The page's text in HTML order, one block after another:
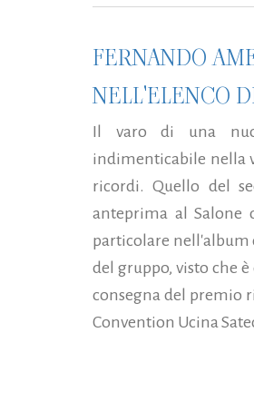
FERNANDO
NELL'ELENCO
Il varo di una
indimenticabile nella
ricordi. Quello del
anteprima al Salone
particolare nell'album
del gruppo, visto che
consegna del premio
Convention Ucina